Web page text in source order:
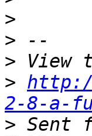
>
>
>
> http://
2-8-a-
> Sent